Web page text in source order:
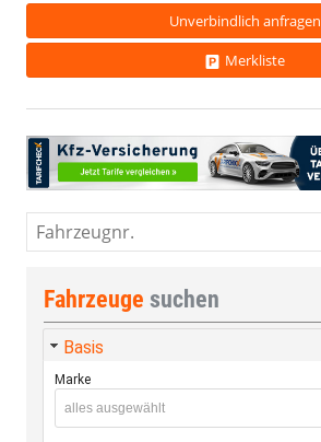
Unverbindlich anfragen
Merkliste
Fahrzeugnr.
Fahrzeuge suchen
Basis
Marke
alles ausgewählt